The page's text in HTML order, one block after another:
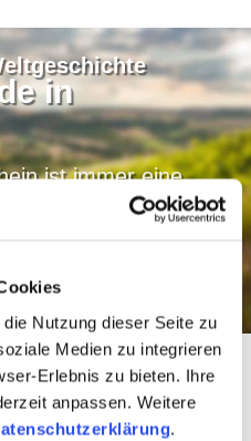
Nutzung dieser Seite zu
Medien zu integrieren
Erlebnis zu bieten. Ihre
anpassen. Weitere
.
in
ist immer eine
wir für einen
ihr im Blog.
der